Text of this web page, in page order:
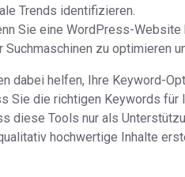
Trends identifizieren.
Sie eine WordPress-Website
Suchmaschinen zu optimieren
dabei helfen, Ihre Keyword-
Sie die richtigen Keywords für
diese Tools nur als
hochwertige Inhalte